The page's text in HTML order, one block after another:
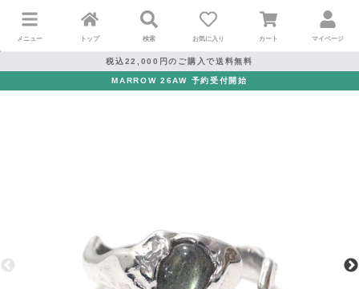
メニュー トップ 検索 お気に入り カート マイページ
税込22,000円のご購入で送料無料
MARROW 26AW 予約受付開始